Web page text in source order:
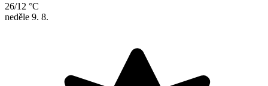
26/12 °C
neděle 9. 8.